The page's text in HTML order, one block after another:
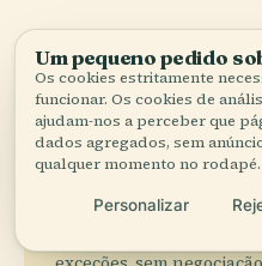
05 Tips for
Pequenas coisas que mudam
Código de
Ombros e joelhos
Um pequeno pedido
Os cookies estritamente
funcionar. Os cookies de
ajudam-nos a perceber que
dados agregados, sem
qualquer momento no rodapé.
Personalizar